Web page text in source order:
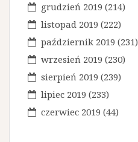
grudzień 2019 (214)
listopad 2019 (222)
październik 2019 (231)
wrzesień 2019 (230)
sierpień 2019 (239)
lipiec 2019 (233)
czerwiec 2019 (44)